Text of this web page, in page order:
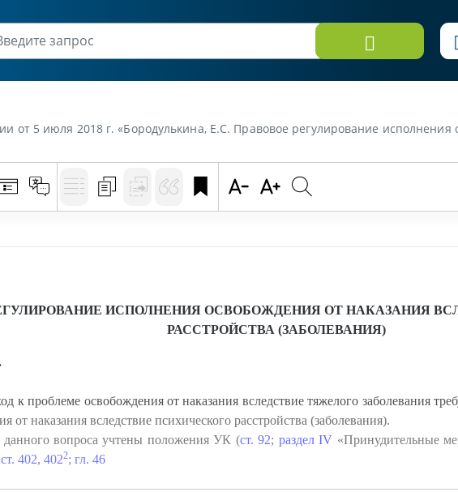
июля 2018 г. «Бородулькина, Е.С. Правовое регулирование исполнения освобождения от
ИСПОЛНЕНИЯ ОСВОБОЖДЕНИЯ ОТ НАКАЗАНИЯ
РАССТРОЙСТВА (ЗАБОЛЕВАНИЯ)
к проблеме освобождения от наказания вследствие тяжелого заболевания
от наказания вследствие психического расстройства (заболевания).
вопроса учтены положения УК (ст. 92; раздел IV «Принудительные
402, 4022; гл. 46